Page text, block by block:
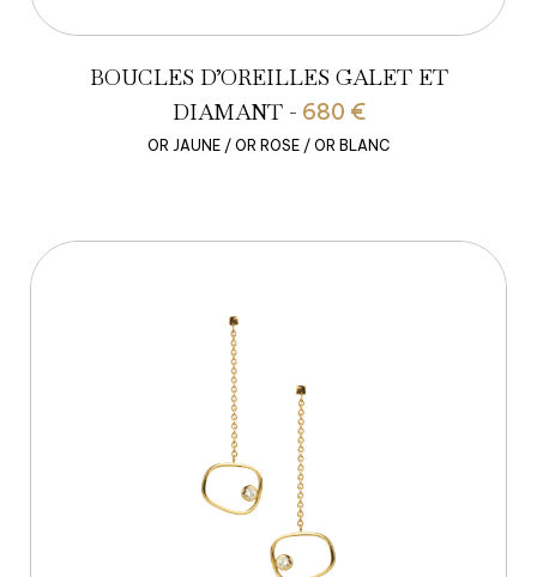
BOUCLES D’OREILLES GALET ET
DIAMANT - 680 €
OR JAUNE / OR ROSE / OR BLANC